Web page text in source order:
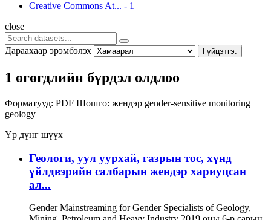
Creative Commons At... - 1
close
Дараахаар эрэмбэлэх Гүйцэтгэ.
1 өгөгдлийн бүрдэл олдлоо
Форматууд: PDF Шошго: жендэр gender-sensitive monitoring
geology
Үр дүнг шүүх
Геологи, уул уурхай, газрын тос, хүнд
үйлдвэрийн салбарын жендэр хариуцсан
ал...
Gender Mainstreaming for Gender Specialists of Geology,